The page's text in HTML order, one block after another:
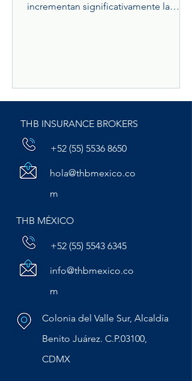
incrementan significativamente la
THB INSURANCE BROKERS
+52 (55) 5536 8650
hola@thbmexico.co
m
THB MÉXICO
+52 (55) 5543 6345
info@thbmexico.co
m
Colonia del Valle Sur, Alcaldía
Benito Juárez. C.P.03100,
CDMX